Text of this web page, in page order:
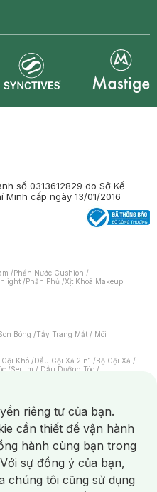
số 0313612829 do Sở Kế
cấp ngày 13/01/2016
/Phấn Nước Cushion /
/Phấn Phủ /Xịt Khoá Makeup
Bóng /Tẩy Trang Mắt / Môi
Khô /Dầu Gội Xả 2in1 /Bộ Gội Xả /
/Serum / Dầu Dưỡng Tóc /
Cấp Xịt Thơm Toàn Thân
Nạ Xông Hơi/Nước Rửa Tay
/Bàn Chải Điện/
riêng tư của bạn.
cần thiết để vận hành
hành cùng bạn trong
sự đồng ý của bạn,
chúng tôi cũng sử dụng